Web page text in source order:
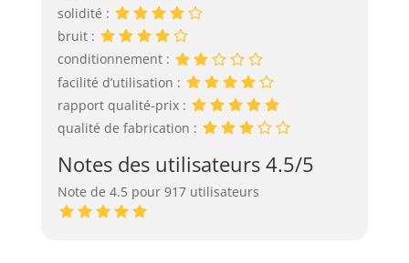
solidité :
bruit :
conditionnement :
facilité d’utilisation :
rapport qualité-prix :
qualité de fabrication :
Notes des utilisateurs 4.5/5
Note de 4.5 pour 917 utilisateurs